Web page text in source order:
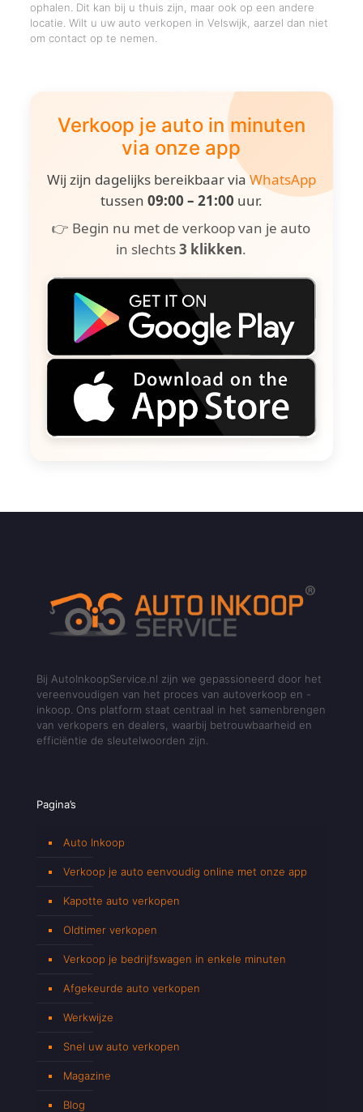
ophalen. Dit kan bij u thuis zijn, maar ook op een andere
locatie. Wilt u uw auto verkopen in Velswijk, aarzel dan niet
om contact op te nemen.
Verkoop je auto in minuten
via onze app
Wij zijn dagelijks bereikbaar viaWhatsApp
tussen 09:00 – 21:00 uur.
👉 Begin nu met de verkoop van je auto
in slechts3 klikken.
Bij AutoInkoopService.nl zijn we gepassioneerd door het
vereenvoudigen van het proces van autoverkoop en -
inkoop. Ons platform staat centraal in het samenbrengen
van verkopers en dealers, waarbij betrouwbaarheid en
efficiëntie de sleutelwoorden zijn.
Pagina’s
Auto Inkoop
Verkoop je auto eenvoudig online met onze app
Kapotte auto verkopen
Oldtimer verkopen
Verkoop je bedrijfswagen in enkele minuten
Afgekeurde auto verkopen
Werkwijze
Snel uw auto verkopen
Magazine
Blog